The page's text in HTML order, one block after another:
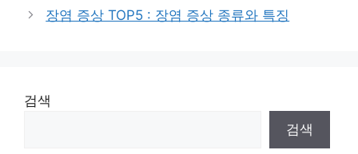
장염 증상 TOP5 : 장염 증상 종류와 특징
검색
검색